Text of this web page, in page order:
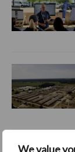
We value